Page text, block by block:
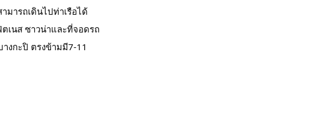
มารถเดินไปท่าเรือได้
เนส ซาวน่าและที่จอดรถ
างกะปิ ตรงข้ามมี7-11